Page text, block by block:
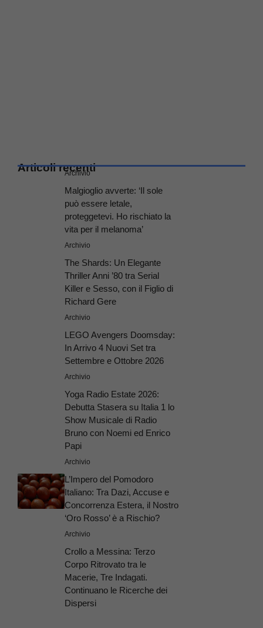
Articoli recenti
Archivio
Malgioglio avverte: ‘Il sole
può essere letale,
proteggetevi. Ho rischiato la
vita per il melanoma’
Archivio
The Shards: Un Elegante
Thriller Anni ’80 tra Serial
Killer e Sesso, con il Figlio di
Richard Gere
Archivio
LEGO Avengers Doomsday:
In Arrivo 4 Nuovi Set tra
Settembre e Ottobre 2026
Archivio
Yoga Radio Estate 2026:
Debutta Stasera su Italia 1 lo
Show Musicale di Radio
Bruno con Noemi ed Enrico
Papi
Archivio
L’Impero del Pomodoro
Italiano: Tra Dazi, Accuse e
Concorrenza Estera, il Nostro
‘Oro Rosso’ è a Rischio?
Archivio
Crollo a Messina: Terzo
Corpo Ritrovato tra le
Macerie, Tre Indagati.
Continuano le Ricerche dei
Dispersi